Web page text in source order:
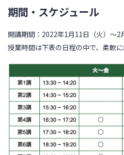
期間・スケジュール
開講期間：2022年1月11日（火）〜2
授業時間は下表の日程の中で、柔軟に